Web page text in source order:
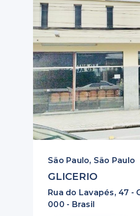
São Paulo, São Paulo
GLICERIO
Rua do Lavapés, 47 -
000 - Brasil